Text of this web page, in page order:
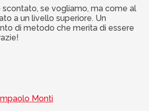
se vogliamo, ma come al
a un livello superiore. Un
di metodo che merita di essere
Monti